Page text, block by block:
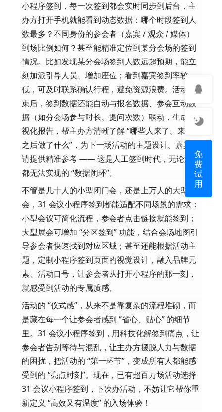
小程序签到，每一次签到都会实时同步到后台，主
办方打开手机就能看到动态数据：哪个时段签到人
数最多？不同身份的参会者（嘉宾 / 观众 / 媒体）
到场比例如何？甚至能精准定位到某分会场的签到
情况。比如发现某分会场签到人数远超预期，能立
刻加派引导人员、增加座位；看到嘉宾签到率较
低，可及时联系确认行程，避免资源浪费。活动结
束后，签到数据还能自动与报名数据、参会互动数
据（如分会场参与时长、提问次数）联动，生成可
视化报告，帮主办方清晰了解 “哪些人来了、来了
之后做了什么”，为下一场活动的主题设计、嘉宾邀
请提供精准参考 —— 这是人工签到时代，无论如何
都无法实现的 “数据闭环”。
不管是几十人的小型闭门会，还是上万人的大型展
会，31 会议小程序签到都能适配不同场景的需求：
小型会议可简化流程，参会者点击链接就能签到；
大型展会可增加 “分区签到” 功能，结合会场地图引
导参会者快速找到对应区域；甚至还能根据活动主
题，定制小程序签到页面的视觉设计，融入品牌元
素、活动口号，让参会者从打开小程序的那一刻，
就感受到活动的专属质感。
活动的 “仪式感”，从来不是靠复杂的流程堆砌，而
是藏在每一个让参会者感到 “省心、贴心” 的细节
里。31 会议小程序签到，用科技化解签到痛点，让
参会者告别等待与混乱，让主办方摆脱人力与数据
的困扰，把活动的 “第一环节”，变成所有人都能感
受到的 “亮点时刻”。现在，已有超百万场活动选择
31 会议小程序签到，下次办活动，不妨让它帮你重
新定义 “高效又有温度” 的入场体验！
免
费
试
用